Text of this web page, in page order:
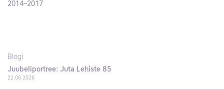
2014–2017
Blogi
Juubeliportree: Juta Lehiste 85
22.06.2026